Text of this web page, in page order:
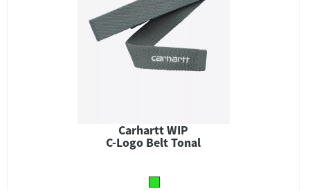
Carhartt WIP
C-Logo Belt Tonal